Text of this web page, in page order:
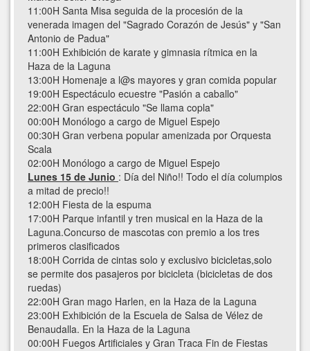
11:00H Santa Misa seguida de la procesión de la
venerada imagen del "Sagrado Corazón de Jesús" y "San
Antonio de Padua"
11:00H Exhibición de karate y gimnasia rítmica en la
Haza de la Laguna
13:00H Homenaje a l@s mayores y gran comida popular
19:00H Espectáculo ecuestre "Pasión a caballo"
22:00H Gran espectáculo "Se llama copla"
00:00H Monólogo a cargo de Miguel Espejo
00:30H Gran verbena popular amenizada por Orquesta
Scala
02:00H Monólogo a cargo de Miguel Espejo
Lunes 15 de Junio : Día del Niño!! Todo el día columpios
a mitad de precio!!
12:00H Fiesta de la espuma
17:00H Parque infantil y tren musical en la Haza de la
Laguna.Concurso de mascotas con premio a los tres
primeros clasificados
18:00H Corrida de cintas solo y exclusivo bicicletas,solo
se permite dos pasajeros por bicicleta (bicicletas de dos
ruedas)
22:00H Gran mago Harlen, en la Haza de la Laguna
23:00H Exhibición de la Escuela de Salsa de Vélez de
Benaudalla. En la Haza de la Laguna
00:00H Fuegos Artificiales y Gran Traca Fin de Fiestas